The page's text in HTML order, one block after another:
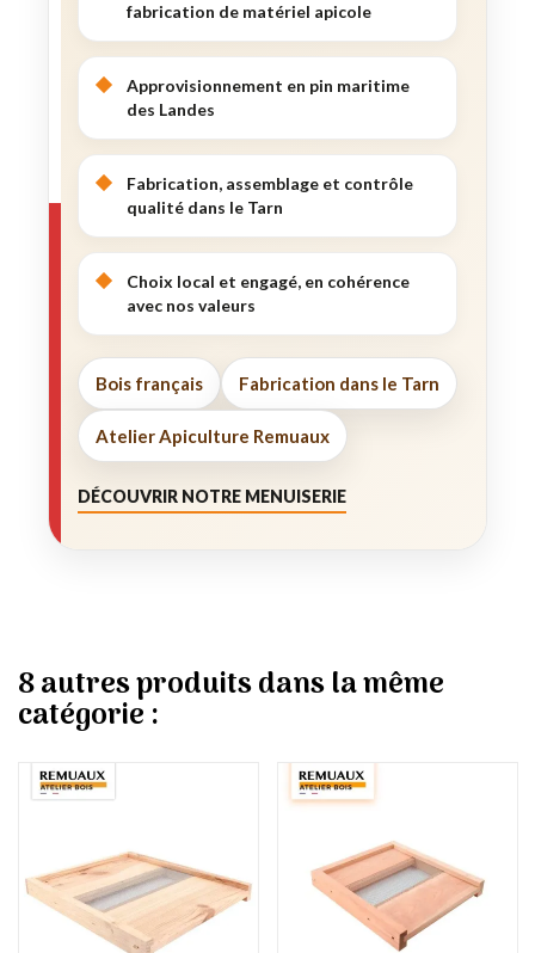
fabrication de matériel apicole
Approvisionnement en pin maritime
des Landes
Fabrication, assemblage et contrôle
qualité dans le Tarn
Choix local et engagé, en cohérence
avec nos valeurs
Bois français Fabrication dans le Tarn
Atelier Apiculture Remuaux
DÉCOUVRIR NOTRE MENUISERIE
8 autres produits dans la même
catégorie :